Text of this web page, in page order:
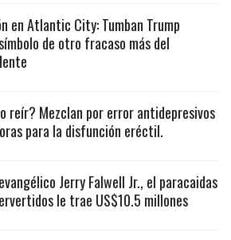
en Atlantic City: Tumban Trump
de otro fracaso más del
reír? Mezclan por error antidepresivos
para la disfunción eréctil.
Jerry Falwell Jr., el paracaidas
le trae US$10.5 millones